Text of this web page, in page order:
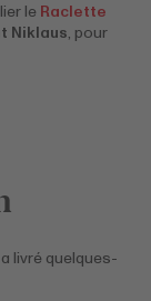
le Raclette
Niklaus, pour
livré quelques-